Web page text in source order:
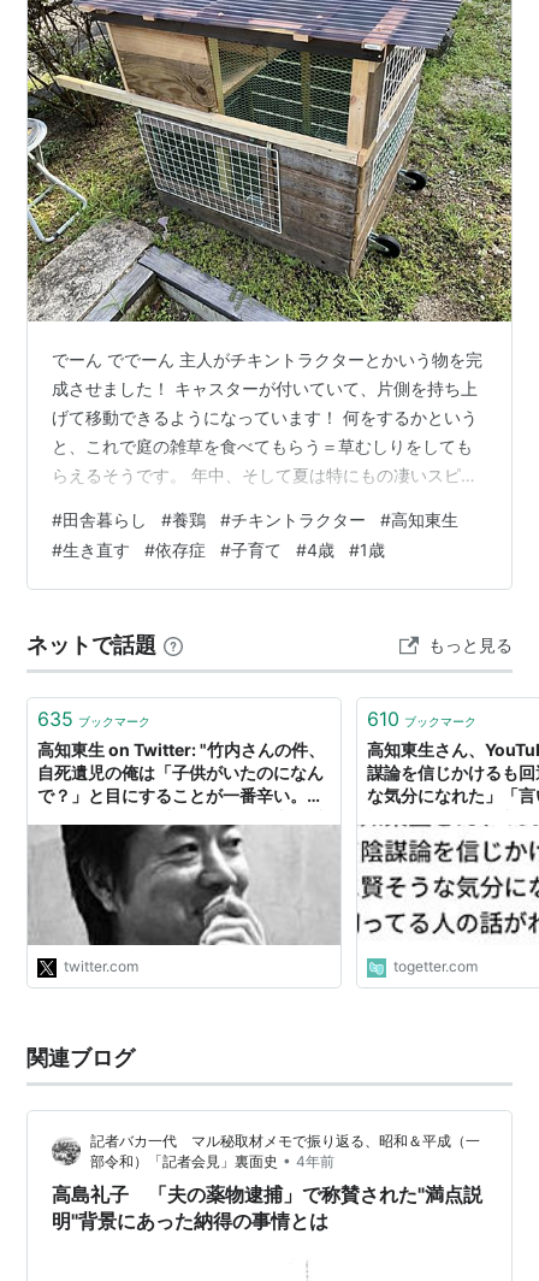
でーん ででーん 主人がチキントラクターとかいう物を完
成させました！ キャスターが付いていて、片側を持ち上
げて移動できるようになっています！ 何をするかという
と、これで庭の雑草を食べてもらう＝草むしりをしても
らえるそうです。 年中、そして夏は特にもの凄いスピー
ッテQで見る出川ガールのようなピンクのジャージ着て早
朝から草むしりをしています。 それを鶏たちが代行して
くれる為のトラクターだなんて、親孝行な息子ですな！
っていました… 実力も◎で、チキントラクター置いてた
場所は茶色くなっている（土が見え…
#田舎暮らし #養鶏 #チキントラクター #高知東生
#生き直す #依存症 #子育て #4歳 #1歳
ネットで話題 もっと見る
635 ブックマーク
高知東生 on Twitter: "竹内さんの件、
自死遺児の俺は「子供がいたのになん
で？」と目にすることが一番辛い。そ
されなかった子供とずっと信じてい
た。心を閉ざしている時は、周囲の人
が良かれと思って何を言ってくれても
届かなかった。…
https://t.co/8hv4co6Cgr"
twitter.com
610 ブックマーク
高知東生さん、
謀論を信じかけるも
な気分になれた」「
togetter.com
関連ブログ
記者バカ一代 マル秘取材メモで振り返る、昭和＆平成（一
部令和）「記者会見」裏面史 • 4年前
高島礼子 「夫の薬物逮捕」で称賛された"満点説
明"背景にあった納得の事情とは